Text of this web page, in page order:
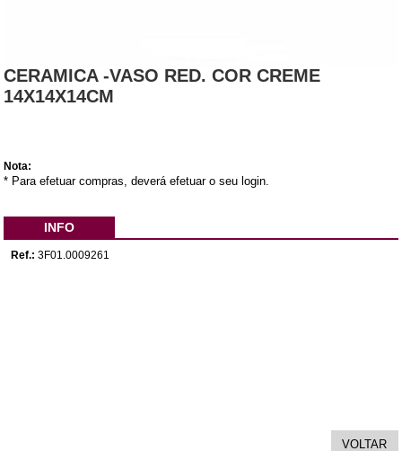
CERAMICA -VASO RED. COR CREME
14X14X14CM
Nota:
* Para efetuar compras, deverá efetuar o seu login.
INFO
Ref.: 3F01.0009261